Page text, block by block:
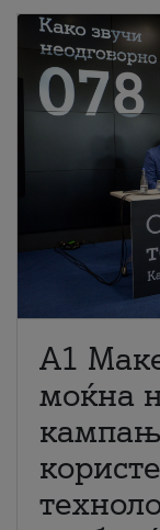
A1
моќна